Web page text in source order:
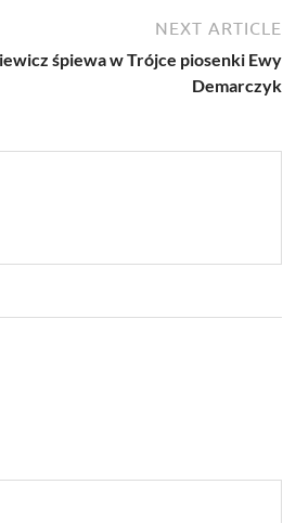
NEXT ARTICLE
śpiewa w Trójce piosenki Ewy
Demarczyk